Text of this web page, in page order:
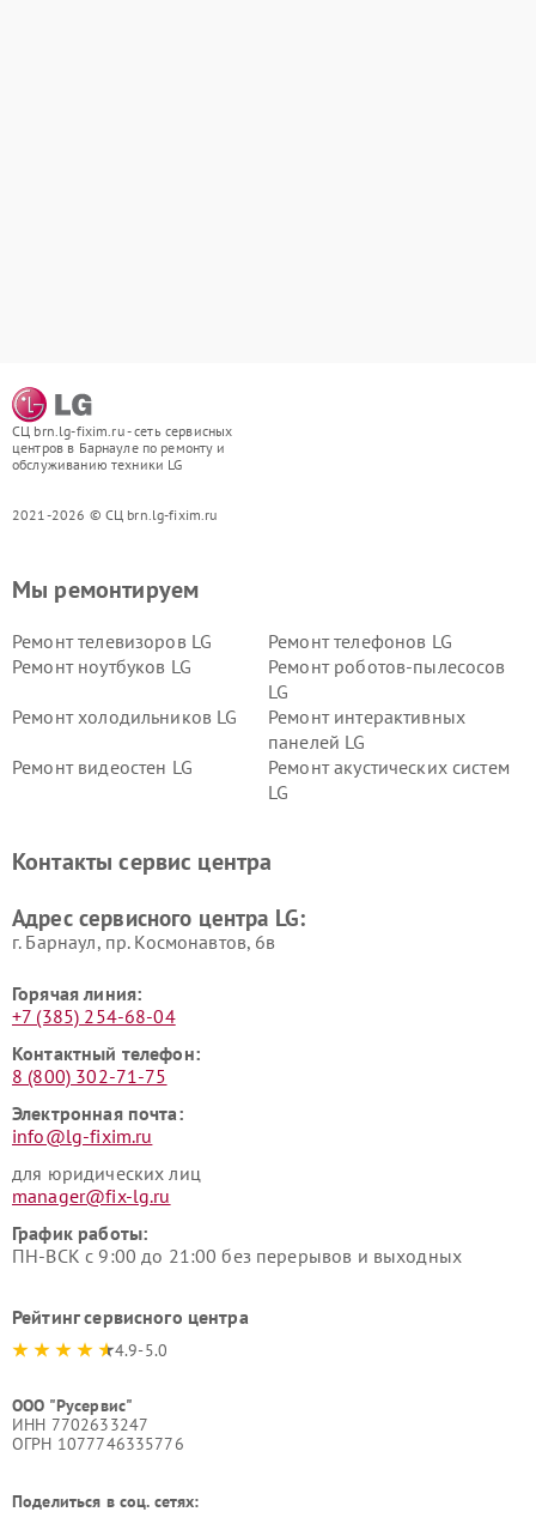
СЦ brn.lg-fixim.ru - сеть сервисных
центров в Барнауле по ремонту и
обслуживанию техники LG
2021-2026 © СЦ brn.lg-fixim.ru
Мы ремонтируем
Ремонт телевизоров LG
Ремонт телефонов LG
Ремонт ноутбуков LG
Ремонт роботов-пылесосов
LG
Ремонт холодильников LG
Ремонт интерактивных
панелей LG
Ремонт видеостен LG
Ремонт акустических систем
LG
Ремонт морозильных камер
Ремонт вертикальных
Контакты сервис центра
Адрес сервисного центра LG:
г. Барнаул, ​пр. Космонавтов, 6в
Горячая линия:
+7 (385) 254-68-04
Контактный телефон:
8 (800) 302-71-75
Электронная почта:
info@lg-fixim.ru
для юридических лиц
manager@fix-lg.ru
График работы:
ПН-ВСК с 9:00 до 21:00 без перерывов и выходных
Рейтинг сервисного центра
4.9-5.0
ООО "Русервис"
ИНН 7702633247
ОГРН 1077746335776
Поделиться в соц. сетях: